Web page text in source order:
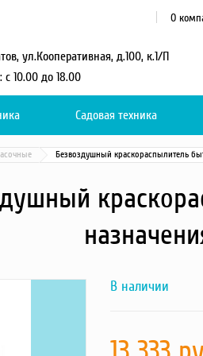
ул.Кооперативная, д.100, к.1/П
с 10.00 до 18.00
О
Каталог
Садовая техника
Безвоздушный краскораспылитель
В наличии